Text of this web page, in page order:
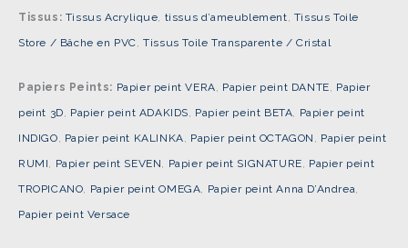
Tissus: Tissus Acrylique, tissus d’ameublement, Tissus Toile
Store / Bâche en PVC,Tissus Toile Transparente / Cristal
Papiers Peints: Papier peint VERA, Papier peint DANTE, Papier
peint 3D, Papier peint ADAKIDS, Papier peint BETA, Papier peint
INDIGO, Papier peint KALINKA, Papier peint OCTAGON , Papier peint
RUMI, Papier peint SEVEN, Papier peint SIGNATURE, Papier peint
TROPICANO, Papier peint OMEGA, Papier peint Anna D’Andrea,
Papier peint Versace